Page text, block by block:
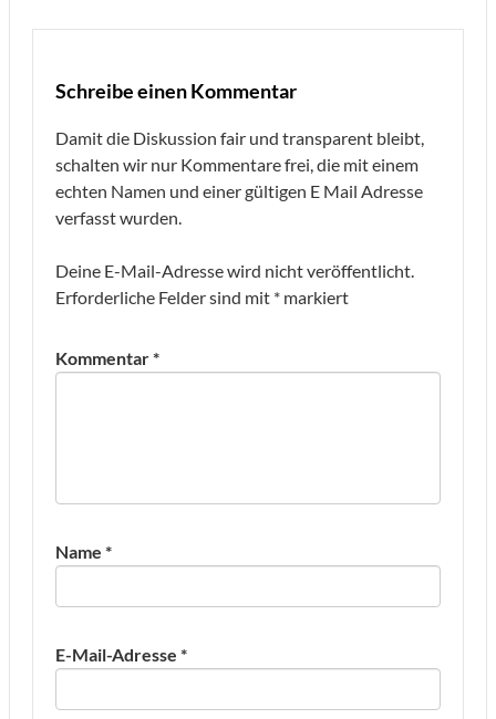
Schreibe einen Kommentar
Damit die Diskussion fair und transparent bleibt,
schalten wir nur Kommentare frei, die mit einem
echten Namen und einer gültigen E Mail Adresse
verfasst wurden.
Deine E-Mail-Adresse wird nicht veröffentlicht.
Erforderliche Felder sind mit * markiert
Kommentar*
Name *
E-Mail-Adresse *